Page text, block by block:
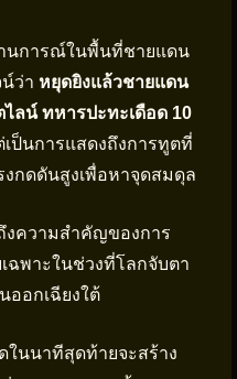
นการณ์ในพื้นที่ชายแดน
ว่า หยุดยิงแล้วชายแดน
ลน์ ทหารปะทะเดือด 10
ป็นการแสดงถึงการทูตที่
กดดันสูงเพื่อหาจุดสมดุล
งความสำคัญของการ
พาะในช่วงที่โลกจับตา
ออกเฉียงใต้
ในนาทีสุดท้ายจะสร้าง